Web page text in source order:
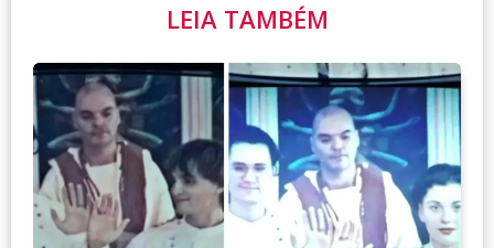
LEIA TAMBÉM